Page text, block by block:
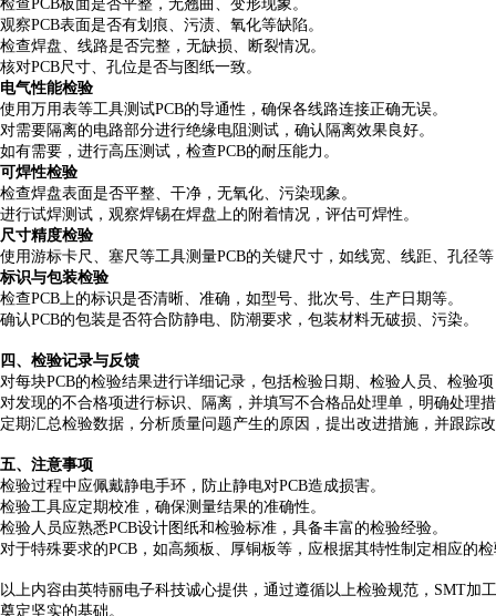
检查PCB板面是否平整，无翘曲、变形现象。
观察PCB表面是否有划痕、污渍、氧化等缺陷。
检查焊盘、线路是否完整，无缺损、断裂情况。
核对PCB尺寸、孔位是否与图纸一致。
电气性能检验
使用万用表等工具测试PCB的导通性，确保各线路连接正确无误。
对需要隔离的电路部分进行绝缘电阻测试，确认隔离效果良好。
如有需要，进行高压测试，检查PCB的耐压能力。
可焊性检验
检查焊盘表面是否平整、干净，无氧化、污染现象。
进行试焊测试，观察焊锡在焊盘上的附着情况，评估可焊性。
尺寸精度检验
使用游标卡尺、塞尺等工具测量PCB的关键尺寸，如线宽、线距、孔径
标识与包装检验
检查PCB上的标识是否清晰、准确，如型号、批次号、生产日期等。
确认PCB的包装是否符合防静电、防潮要求，包装材料无破损、污染。
四 、检验记录与反馈
对每块PCB的检验结果进行详细记录，包括检验日期、检验人员、检验
对发现的不合格项进行标识、隔离，并填写不合格品处理单，明确处理
定期汇总检验数据，分析质量问题产生的原因，提出改进措施，并跟踪
五、注意事项
检验过程中应佩戴静电手环，防止静电对PCB造成损害。
检验工具应定期校准，确保测量结果的准确性。
检验人员应熟悉PCB设计图纸和检验标准，具备丰富的检验经验。
对于特殊要求的PCB，如高频板、厚铜板等，应根据其特性制定相应的
以上内容由英特丽电子科技诚心提供， 通过遵循以上检验规范， SMT加
奠定坚实的基础。